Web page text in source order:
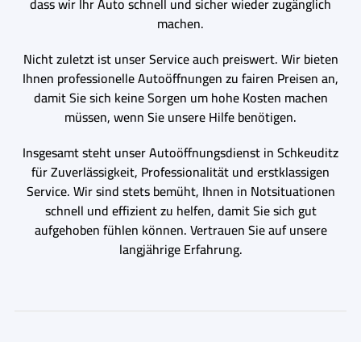
machen.
Nicht zuletzt ist unser Service auch preiswert. Wir bieten
Ihnen professionelle Autoöffnungen zu fairen Preisen an,
damit Sie sich keine Sorgen um hohe Kosten machen
müssen, wenn Sie unsere Hilfe benötigen.
Insgesamt steht unser Autoöffnungsdienst in Schkeuditz
für Zuverlässigkeit, Professionalität und erstklassigen
Service. Wir sind stets bemüht, Ihnen in Notsituationen
schnell und effizient zu helfen, damit Sie sich gut
aufgehoben fühlen können. Vertrauen Sie auf unsere
langjährige Erfahrung.